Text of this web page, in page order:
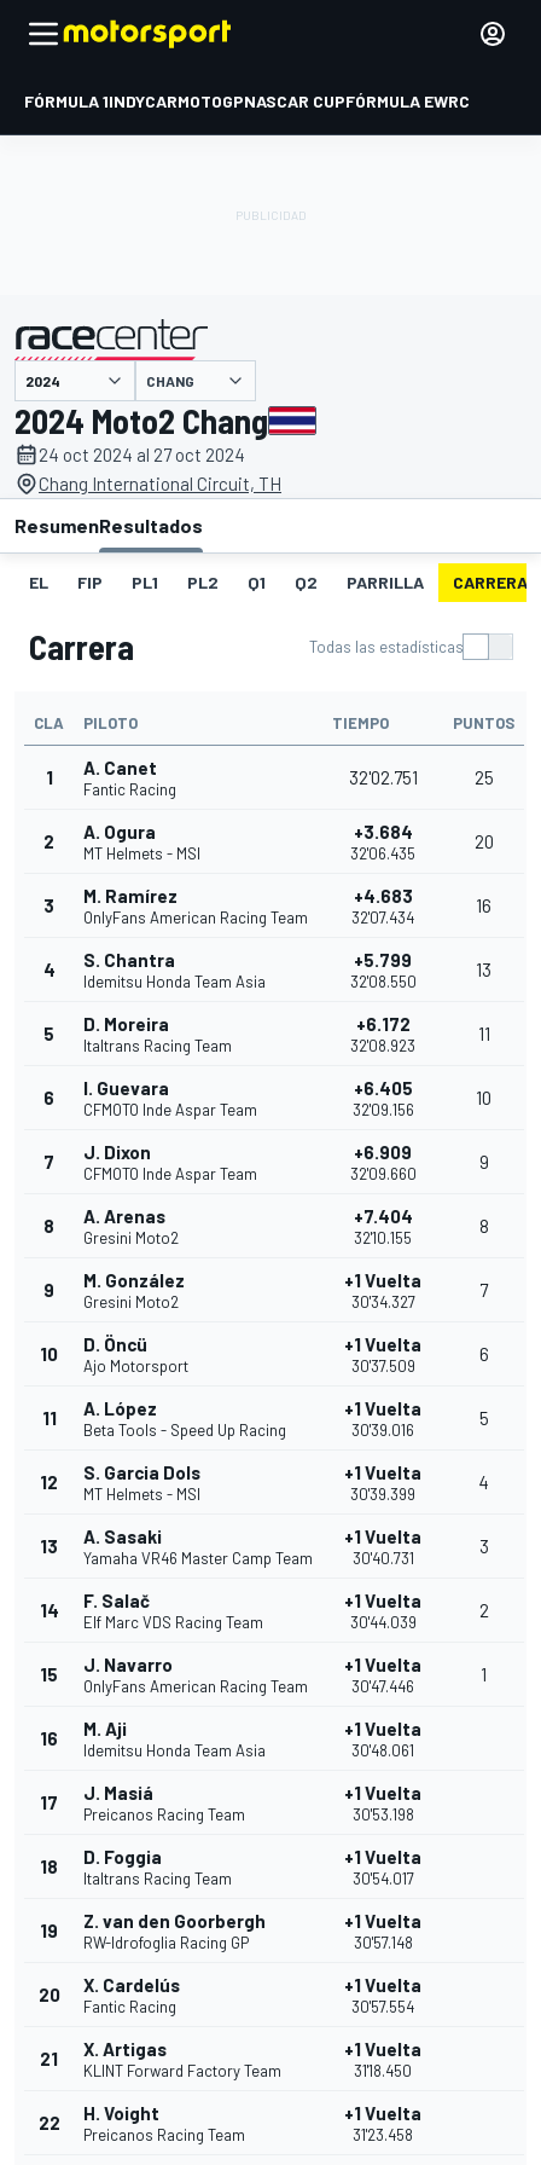
FÓRMULA 1INDYCARMOTOGPNASCAR CUPFÓRMULA EWRC
presentado por CHANG
2024 Moto2 Chang
24 oct 2024 al 27 oct 2024
Chang International Circuit, TH
ResumenResultados
EL FIP PL1 PL2 Q1 Q2 PARRILLA CARRERA
Carrera Todas las estadísticas
CLA PILOTO TIEMPO PUNTOS
1 A. Canet
Fantic Racing
32'02.751 25
2 A. Ogura
MT Helmets - MSI
+3.684
32'06.435
20
3 M. Ramírez
OnlyFans American Racing Team
+4.683
32'07.434
16
4 S. Chantra
Idemitsu Honda Team Asia
+5.799
32'08.550
13
5 D. Moreira
Italtrans Racing Team
+6.172
32'08.923
11
6 I. Guevara
CFMOTO Inde Aspar Team
+6.405
32'09.156
10
7 J. Dixon
CFMOTO Inde Aspar Team
+6.909
32'09.660
9
8 A. Arenas
Gresini Moto2
+7.404
32'10.155
8
9 M. González
Gresini Moto2
+1 Vuelta
30'34.327
7
10 D. Öncü
Ajo Motorsport
+1 Vuelta
30'37.509
6
11 A. López
Beta Tools - Speed Up Racing
+1 Vuelta
30'39.016
5
12 S. Garcia Dols
MT Helmets - MSI
+1 Vuelta
30'39.399
4
13 A. Sasaki
Yamaha VR46 Master Camp Team
+1 Vuelta
30'40.731
3
14 F. Salač
Elf Marc VDS Racing Team
+1 Vuelta
30'44.039
2
15 J. Navarro
OnlyFans American Racing Team
+1 Vuelta
30'47.446
1
16 M. Aji
Idemitsu Honda Team Asia
+1 Vuelta
30'48.061
17 J. Masiá
Preicanos Racing Team
+1 Vuelta
30'53.198
18 D. Foggia
Italtrans Racing Team
+1 Vuelta
30'54.017
19 Z. van den Goorbergh
RW-Idrofoglia Racing GP
+1 Vuelta
30'57.148
20 X. Cardelús
Fantic Racing
+1 Vuelta
30'57.554
21 X. Artigas
KLINT Forward Factory Team
+1 Vuelta
31'18.450
22 H. Voight
Preicanos Racing Team
+1 Vuelta
31'23.458